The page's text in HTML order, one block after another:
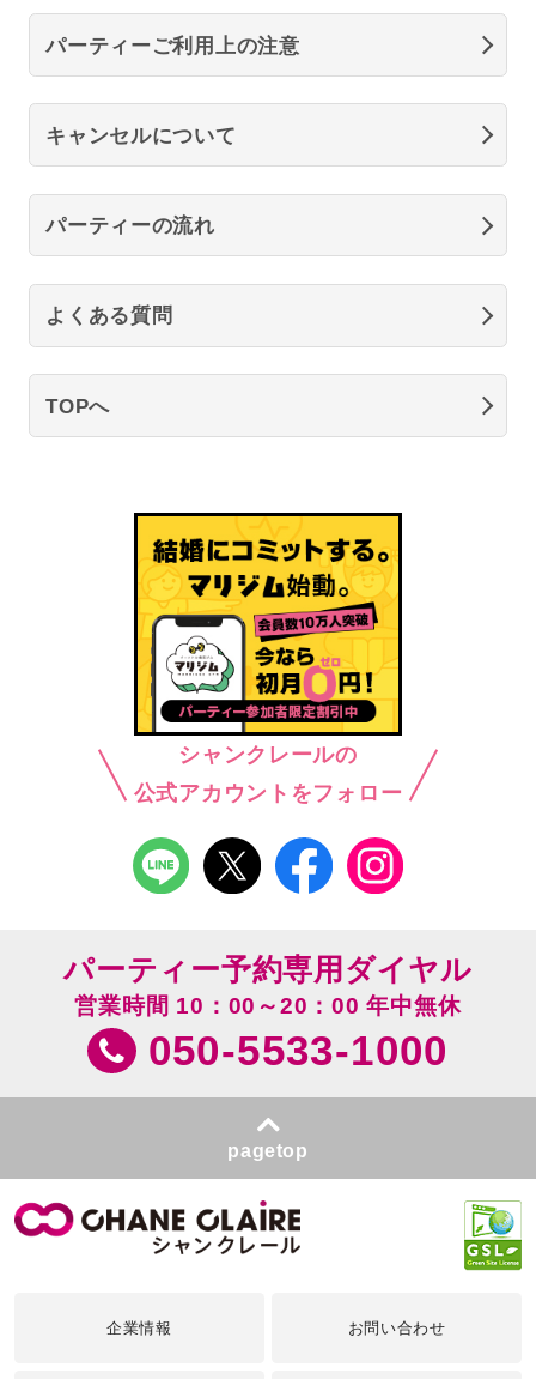
パーティーご利用上の注意
キャンセルについて
パーティーの流れ
よくある質問
TOPへ
シャンクレールの
公式アカウントをフォロー
パーティー予約専用ダイヤル
営業時間 10：00～20：00 年中無休
050-5533-1000
pagetop
企業情報 お問い合わせ